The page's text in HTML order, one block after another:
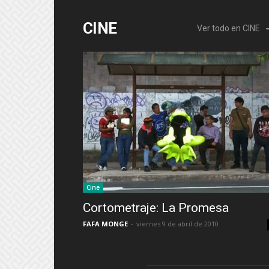
CINE Ver todo en CINE
Cine
Cortometraje: La Promesa
FAFA MONGE - viernes 9 de abril de 2010